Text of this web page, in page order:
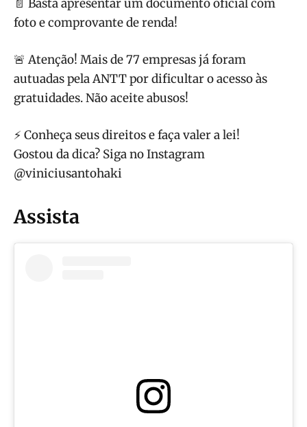
📄 Basta apresentar um documento oficial com
foto e comprovante de renda!
🚨 Atenção! Mais de 77 empresas já foram
autuadas pela ANTT por dificultar o acesso às
gratuidades. Não aceite abusos!
⚡ Conheça seus direitos e faça valer a lei!
Gostou da dica? Siga no Instagram
@viniciusantohaki
Assista